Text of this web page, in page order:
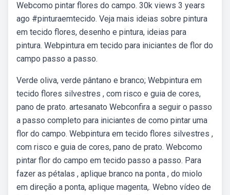
Webcomo pintar flores do campo. 30k views 3 years
ago #pinturaemtecido. Veja mais ideias sobre pintura
em tecido flores, desenho e pintura, ideias para
pintura. Webpintura em tecido para iniciantes de flor do
campo passo a passo.
Verde oliva, verde pântano e branco; Webpintura em
tecido flores silvestres , com risco e guia de cores,
pano de prato. artesanato Webconfira a seguir o passo
a passo completo para iniciantes de como pintar uma
flor do campo. Webpintura em tecido flores silvestres ,
com risco e guia de cores, pano de prato. Webcomo
pintar flor do campo em tecido passo a passo. Para
fazer as pétalas , aplique branco na ponta , do miolo
em direção a ponta, aplique magenta,. Webno vídeo de